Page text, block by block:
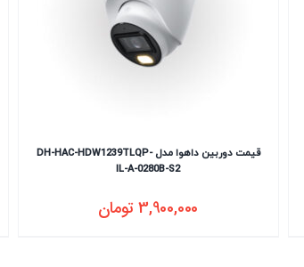
قیمت دوربین داهوا مدل DH-HAC-HDW1239TLQP-
IL-A-0280B-S2
3,900,000تومان